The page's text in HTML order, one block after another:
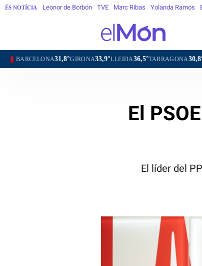
ÉS NOTÍCIA Leonor de Borbón TVE Marc Ribas Yolanda Ramos
31,8°GIRONA33,9°LLEIDA36,5°TARRAGONA30,8°TORTOSA
El
El líder del